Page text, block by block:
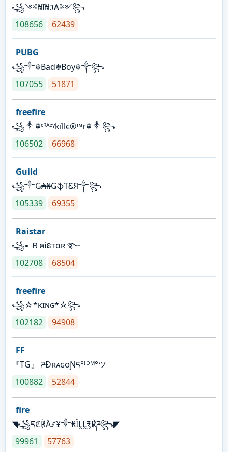
꧁༺₦Ї₦ℑ₳༻꧂
108656
62439
PUBG
꧁༒☬Bad☬Boy☬༒꧂
107055
51871
freefire
꧁༒☬ᶜᴿᴬᶻᵞkíllє®™r☬༒꧂
106502
66968
Guild
꧁༒Ǥ₳₦ǤֆƬᏋЯ༒꧂
105339
69355
Raistar
꧁▪ ＲคᎥនтαʀ ࿐
102708
68504
freefire
꧁☆*κɪɴɢ*☆꧂
102182
94908
FF
『TG』 ཌĐʀᴀɢᴏƝད°ᴵᴰᴹ°ツ
100882
52844
fire
◥꧁དℭ℟Åℤ¥༒₭ÏḼḼ℥℟ཌ꧂◤
99961
57763